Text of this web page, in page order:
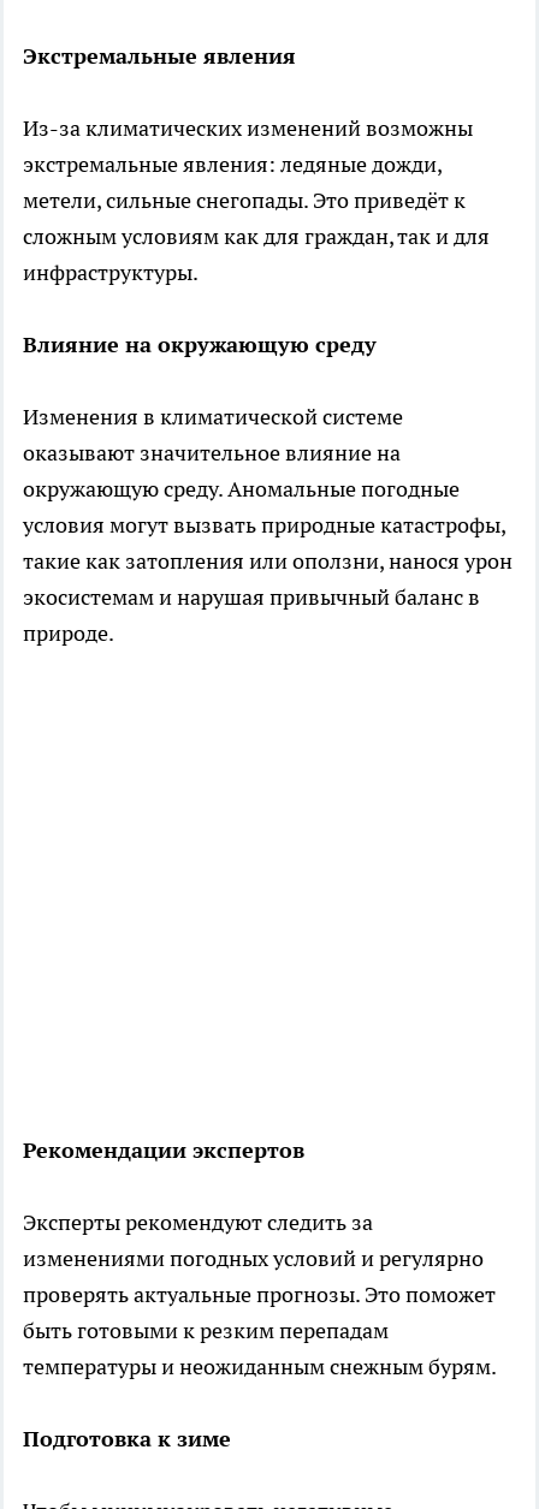
Экстремальные явления
Из-за климатических изменений возможны
экстремальные явления: ледяные дожди,
метели, сильные снегопады. Это приведёт к
сложным условиям как для граждан, так и для
инфраструктуры.
Влияние на окружающую среду
Изменения в климатической системе
оказывают значительное влияние на
окружающую среду. Аномальные погодные
условия могут вызвать природные катастрофы,
такие как затопления или оползни, нанося урон
экосистемам и нарушая привычный баланс в
природе.
Рекомендации экспертов
Эксперты рекомендуют следить за
изменениями погодных условий и регулярно
проверять актуальные прогнозы. Это поможет
быть готовыми к резким перепадам
температуры и неожиданным снежным бурям.
Подготовка к зиме